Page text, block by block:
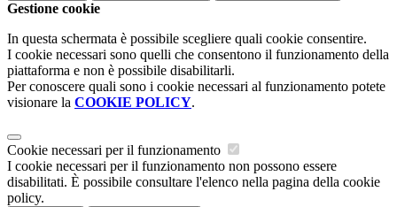
Gestione cookie
In questa schermata è possibile scegliere quali cookie consentire.
I cookie necessari sono quelli che consentono il funzionamento della
piattaforma e non è possibile disabilitarli.
Per conoscere quali sono i cookie necessari al funzionamento potete
visionare la COOKIE POLICY.
Cookie necessari per il funzionamento
I cookie necessari per il funzionamento non possono essere
disabilitati. È possibile consultare l'elenco nella pagina della cookie
policy.